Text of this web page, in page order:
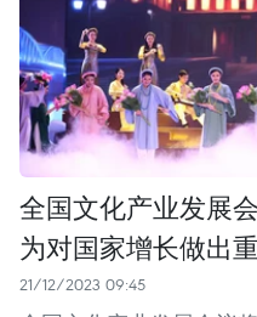
全国文化产业发展
为对国家增长做出
21/12/2023 09:45